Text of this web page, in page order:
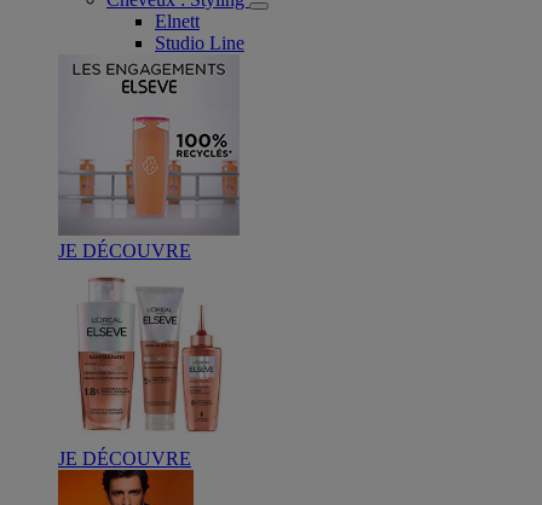
Elnett
Studio Line
JE DÉCOUVRE
JE DÉCOUVRE